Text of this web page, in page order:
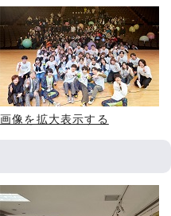
画像を拡大表示する